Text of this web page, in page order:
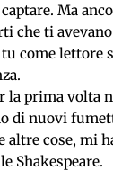
Ma
che ti
come lettore
la prima volta
di nuovi
altre cose, mi
Shakespeare.